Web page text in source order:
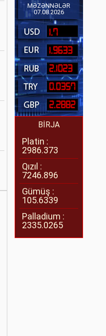
MƏZƏNNƏLƏR
07.08.2026
1.7
1.9633
2.1023
0.0357
2.2882
BİRJA
Platin :
2986.373
Qızıl :
7246.896
Gümüş :
105.6339
Palladium :
2335.0265